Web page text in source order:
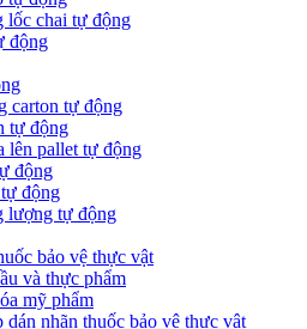
lốc chai tự động
động
carton tự động
tự động
lên pallet tự động
động
động
lượng tự động
bảo vệ thực vật
và thực phẩm
mỹ phẩm
nhãn thuốc bảo vệ thực vật